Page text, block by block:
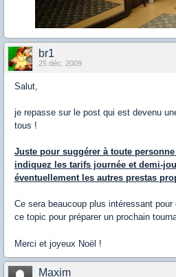
br1
25 déc. 2009
Salut,
je repasse sur le post qui est devenu
tous !
Juste pour suggérer à toute
indiquez les tarifs journée et demi-
éventuellement les autres prestas
Ce sera beaucoup plus intéressant
ce topic pour préparer un prochain
Merci et joyeux Noël !
Maxim